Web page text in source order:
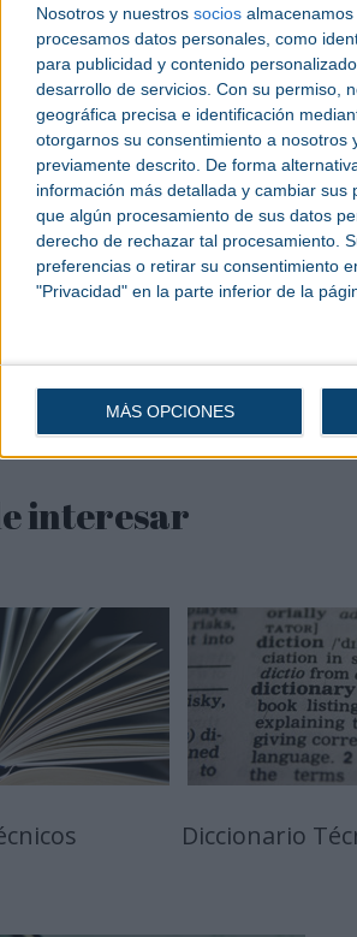
Nosotros y nuestros socios
procesamos datos personales, como
para publicidad y contenido
desarrollo de servicios. Con su permiso,
geográfica precisa e identificación
otorgarnos su consentimiento a
previamente descrito. De forma
información más detallada y cambiar sus
que algún procesamiento de sus datos
derecho de rechazar tal procesamiento.
preferencias o retirar su consentimiento
"Privacidad" en la parte inferior de la
MÁS OPCIONES
lugar el IX Concurso de
los aspectos de
jurado estará presidido por el
de la Revista Robótica.
de EMAF, en 2016, el área
pabellones de Exponor.
visitantes; y acudieron
Francia, Irlanda, Alemania,
China, Estados Unidos de América y
Resultado:
interesar
Diccionario